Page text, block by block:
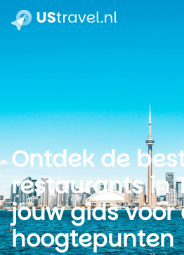
Ontdek de
restaurants in
jouw gids voor
hoogtepunten